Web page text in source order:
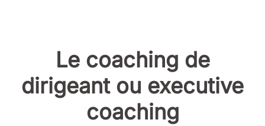
Le coaching de
dirigeant ou executive
coaching